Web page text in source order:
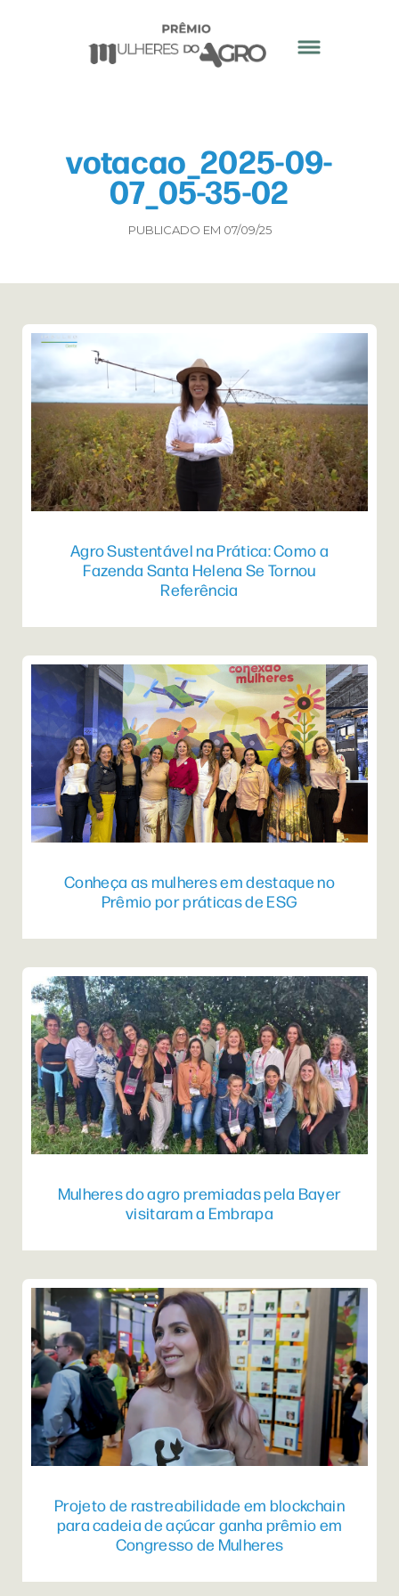
votacao_2025-09-
07_05-35-02
PUBLICADO EM 07/09/25
Agro Sustentável na Prática: Como a
Fazenda Santa Helena Se Tornou
Referência
Conheça as mulheres em destaque no
Prêmio por práticas de ESG
Mulheres do agro premiadas pela Bayer
visitaram a Embrapa
Projeto de rastreabilidade em blockchain
para cadeia de açúcar ganha prêmio em
Congresso de Mulheres